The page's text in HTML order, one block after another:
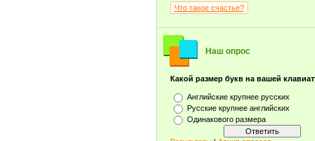
Что такое счастье?
Наш опрос
Какой размер букв на вашей
Английские крупнее русских
Русские крупнее английских
Одинакового размера